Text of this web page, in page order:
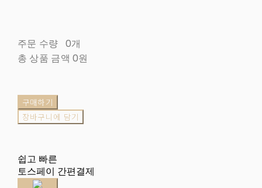
주문 수량 0개
총 상품 금액 0원
구매하기
장바구니에 담기
쉽고 빠른
토스페이 간편결제